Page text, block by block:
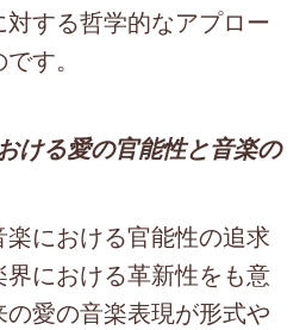
対する哲学的なアプロー
す。
ける愛の官能性と音楽の
における官能性の追求
における革新性をも意
愛の音楽表現が形式や